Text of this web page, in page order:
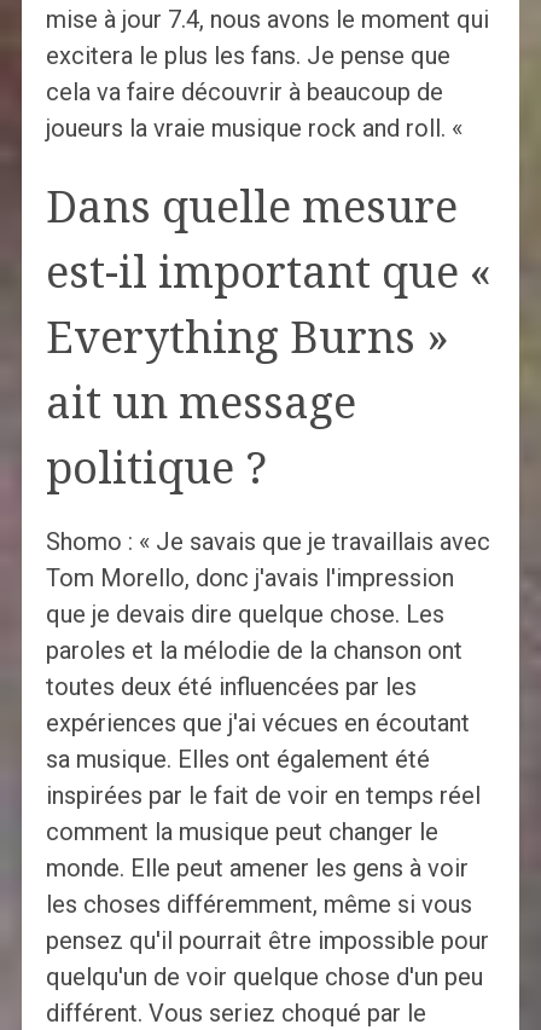
mise à jour 7.4, nous avons le moment qui
excitera le plus les fans. Je pense que
cela va faire découvrir à beaucoup de
joueurs la vraie musique rock and roll. «
Dans quelle mesure
est-il important que «
Everything Burns »
ait un message
politique ?
Shomo : « Je savais que je travaillais avec
Tom Morello, donc j'avais l'impression
que je devais dire quelque chose. Les
paroles et la mélodie de la chanson ont
toutes deux été influencées par les
expériences que j'ai vécues en écoutant
sa musique. Elles ont également été
inspirées par le fait de voir en temps réel
comment la musique peut changer le
monde. Elle peut amener les gens à voir
les choses différemment, même si vous
pensez qu'il pourrait être impossible pour
quelqu'un de voir quelque chose d'un peu
différent. Vous seriez choqué par le